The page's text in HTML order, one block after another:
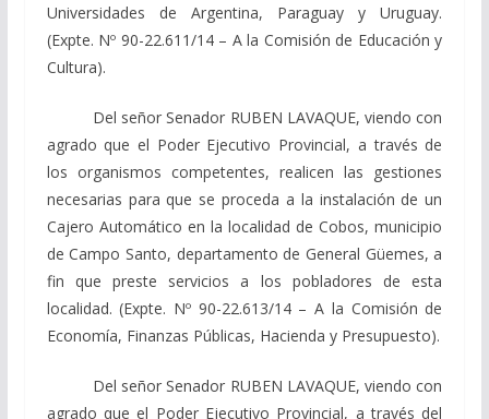
Universidades de Argentina, Paraguay y Uruguay.
(Expte. Nº 90-22.611/14 – A la Comisión de Educación y
Cultura).
Del señor Senador RUBEN LAVAQUE, viendo con
agrado que el Poder Ejecutivo Provincial, a través de
los organismos competentes, realicen las gestiones
necesarias para que se proceda a la instalación de un
Cajero Automático en la localidad de Cobos, municipio
de Campo Santo, departamento de General Güemes, a
fin que preste servicios a los pobladores de esta
localidad. (Expte. Nº 90-22.613/14 – A la Comisión de
Economía, Finanzas Públicas, Hacienda y Presupuesto).
Del señor Senador RUBEN LAVAQUE, viendo con
agrado que el Poder Ejecutivo Provincial, a través del